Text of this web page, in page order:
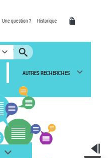
Une question ? Historique
AUTRES RECHERCHES